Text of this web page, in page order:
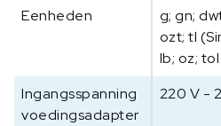
Eenheden
g; gn;
ozt; tl
lb; oz; tol
Ingangsspanning
voedingsadapter
220 V -